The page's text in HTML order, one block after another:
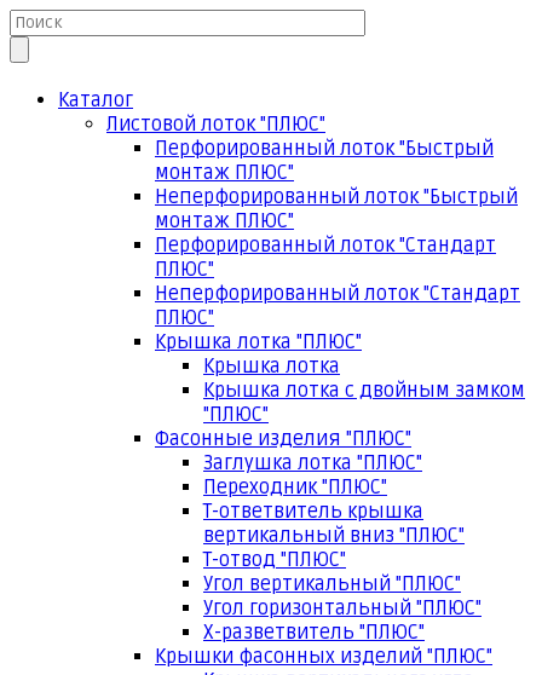
Каталог
Листовой лоток "ПЛЮС"
Перфорированный лоток "Быстрый
монтаж ПЛЮС"
Неперфорированный лоток "Быстрый
монтаж ПЛЮС"
Перфорированный лоток "Стандарт
ПЛЮС"
Неперфорированный лоток "Стандарт
ПЛЮС"
Крышка лотка "ПЛЮС"
Крышка лотка
Крышка лотка с двойным замком
"ПЛЮС"
Фасонные изделия "ПЛЮС"
Заглушка лотка "ПЛЮС"
Переходник "ПЛЮС"
Т-ответвитель крышка
вертикальный вниз "ПЛЮС"
Т-отвод "ПЛЮС"
Угол вертикальный "ПЛЮС"
Угол горизонтальный "ПЛЮС"
Х-разветвитель "ПЛЮС"
Крышки фасонных изделий "ПЛЮС"